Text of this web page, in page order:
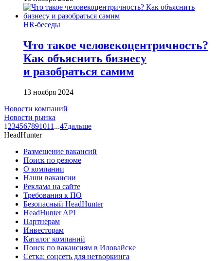
HR-беседы
Что такое человеко­центричность?
Как объяснить бизнесу
и разобраться самим
13 ноября 2024
Новости компаний
Новости рынка
1 234567891011 ...47дальше
HeadHunter
Размещение вакансий
Поиск по резюме
О компании
Наши вакансии
Реклама на сайте
Требования к ПО
Безопасный HeadHunter
HeadHunter API
Партнерам
Инвесторам
Каталог компаний
Поиск по вакансиям в Иловайске
Сетка: соцсеть для нетворкинга